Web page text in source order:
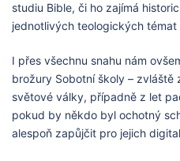
studiu Bible, či ho zajímá
jednotlivých teologických témat
I přes všechnu snahu nám
brožury Sobotní školy – zvláště
světové války, případně z let
pokud by někdo byl ochotný
alespoň zapůjčit pro jejich